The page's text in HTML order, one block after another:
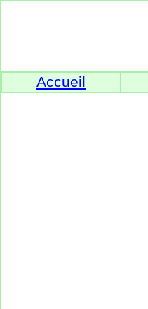
Accueil